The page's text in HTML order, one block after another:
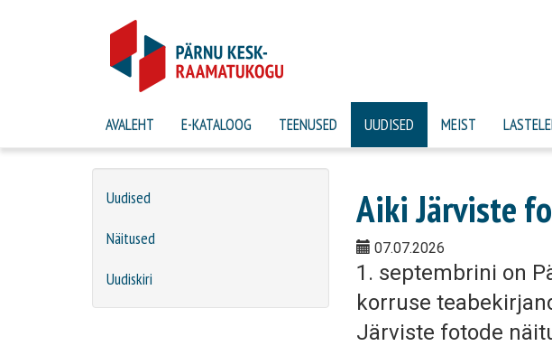
AVALEHT E-KATALOOG TEENUSED UUDISED MEIST
Uudised
Näitused
Uudiskiri
Aiki Järviste
07.07.2026
1. septembrini on
korruse
Järviste fotode